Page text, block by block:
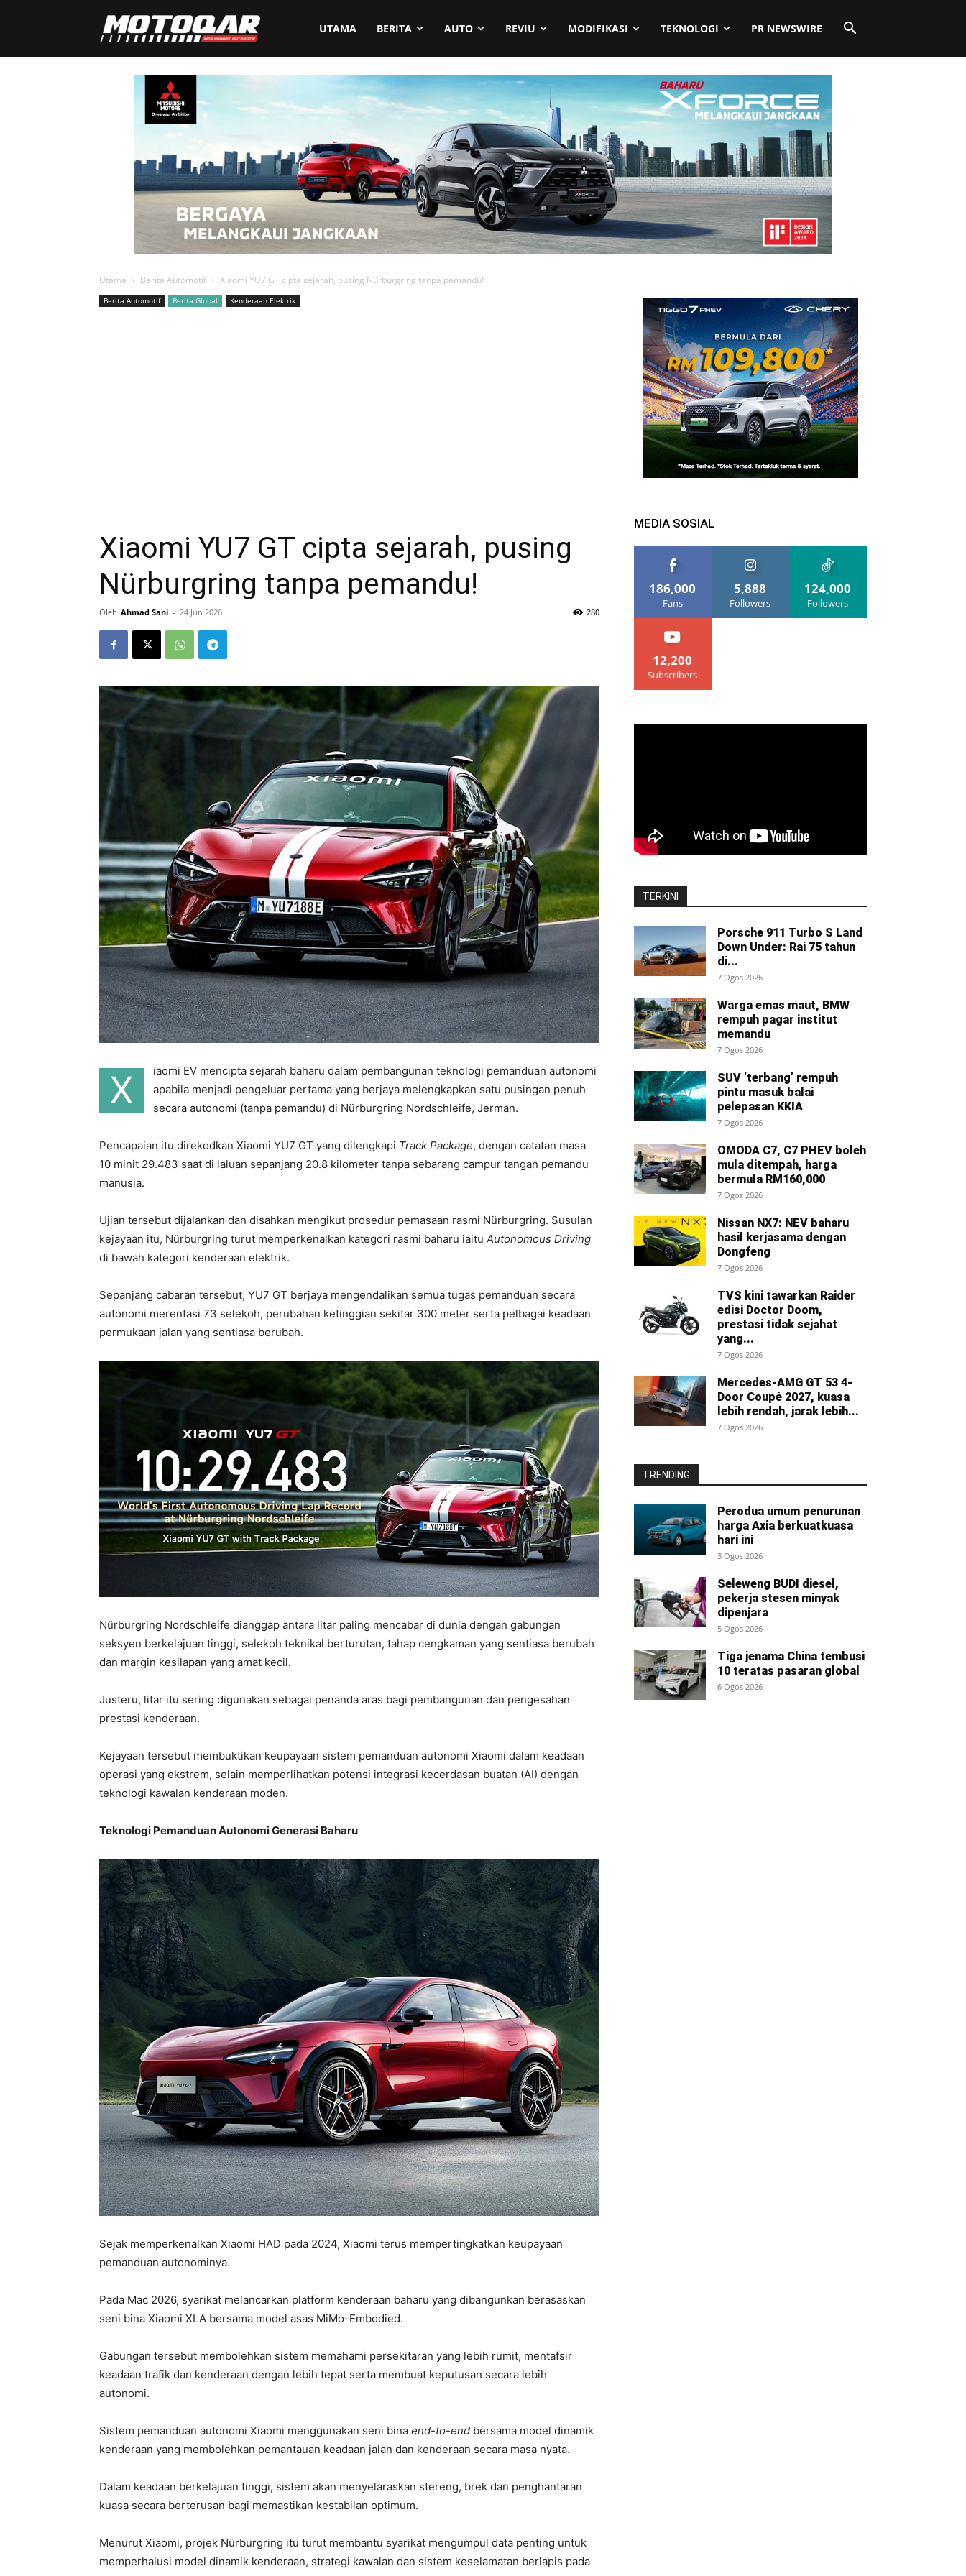
Motoqar UTAMA BERITA AUTO REVIU MODIFIKASI TEKNOLOGI PR NEWSWIRE
Utama Berita Automotif Xiaomi YU7 GT cipta sejarah, pusing Nürburgring tanpa pemandu!
Berita Automotif Berita Global Kenderaan Elektrik
Xiaomi YU7 GT cipta sejarah, pusing
Nürburgring tanpa pemandu!
Oleh Ahmad Sani - 24 Jun 2026 280
X
iaomi EV mencipta sejarah baharu dalam pembangunan teknologi pemanduan autonomi
apabila menjadi pengeluar pertama yang berjaya melengkapkan satu pusingan penuh
secara autonomi (tanpa pemandu) di Nürburgring Nordschleife, Jerman.
Pencapaian itu direkodkan Xiaomi YU7 GT yang dilengkapi Track Package, dengan catatan masa
10 minit 29.483 saat di laluan sepanjang 20.8 kilometer tanpa sebarang campur tangan pemandu
manusia.
Ujian tersebut dijalankan dan disahkan mengikut prosedur pemasaan rasmi Nürburgring. Susulan
kejayaan itu, Nürburgring turut memperkenalkan kategori rasmi baharu iaitu Autonomous Driving
di bawah kategori kenderaan elektrik.
Sepanjang cabaran tersebut, YU7 GT berjaya mengendalikan semua tugas pemanduan secara
autonomi merentasi 73 selekoh, perubahan ketinggian sekitar 300 meter serta pelbagai keadaan
permukaan jalan yang sentiasa berubah.
Nürburgring Nordschleife dianggap antara litar paling mencabar di dunia dengan gabungan
seksyen berkelajuan tinggi, selekoh teknikal berturutan, tahap cengkaman yang sentiasa berubah
dan margin kesilapan yang amat kecil.
Justeru, litar itu sering digunakan sebagai penanda aras bagi pembangunan dan pengesahan
prestasi kenderaan.
Kejayaan tersebut membuktikan keupayaan sistem pemanduan autonomi Xiaomi dalam keadaan
operasi yang ekstrem, selain memperlihatkan potensi integrasi kecerdasan buatan (AI) dengan
teknologi kawalan kenderaan moden.
Teknologi Pemanduan Autonomi Generasi Baharu
Sejak memperkenalkan Xiaomi HAD pada 2024, Xiaomi terus mempertingkatkan keupayaan
pemanduan autonominya.
Pada Mac 2026, syarikat melancarkan platform kenderaan baharu yang dibangunkan berasaskan
seni bina Xiaomi XLA bersama model asas MiMo-Embodied.
Gabungan tersebut membolehkan sistem memahami persekitaran yang lebih rumit, mentafsir
keadaan trafik dan kenderaan dengan lebih tepat serta membuat keputusan secara lebih
autonomi.
Sistem pemanduan autonomi Xiaomi menggunakan seni bina end-to-end bersama model dinamik
kenderaan yang membolehkan pemantauan keadaan jalan dan kenderaan secara masa nyata.
Dalam keadaan berkelajuan tinggi, sistem akan menyelaraskan stereng, brek dan penghantaran
kuasa secara berterusan bagi memastikan kestabilan optimum.
Menurut Xiaomi, projek Nürburgring itu turut membantu syarikat mengumpul data penting untuk
memperhalusi model dinamik kenderaan, strategi kawalan dan sistem keselamatan berlapis pada
MEDIA SOSIAL
186,000
Fans
5,888
Followers
124,000
Followers
12,200
Subscribers
TERKINI
Porsche 911 Turbo S Land
Down Under: Rai 75 tahun
di...
7 Ogos 2026
Warga emas maut, BMW
rempuh pagar institut
memandu
7 Ogos 2026
SUV ‘terbang’ rempuh
pintu masuk balai
pelepasan KKIA
7 Ogos 2026
OMODA C7, C7 PHEV boleh
mula ditempah, harga
bermula RM160,000
7 Ogos 2026
Nissan NX7: NEV baharu
hasil kerjasama dengan
Dongfeng
7 Ogos 2026
TVS kini tawarkan Raider
edisi Doctor Doom,
prestasi tidak sejahat
yang...
7 Ogos 2026
Mercedes-AMG GT 53 4-
Door Coupé 2027, kuasa
lebih rendah, jarak lebih...
7 Ogos 2026
TRENDING
Perodua umum penurunan
harga Axia berkuatkuasa
hari ini
3 Ogos 2026
Seleweng BUDI diesel,
pekerja stesen minyak
dipenjara
5 Ogos 2026
Tiga jenama China tembusi
10 teratas pasaran global
6 Ogos 2026